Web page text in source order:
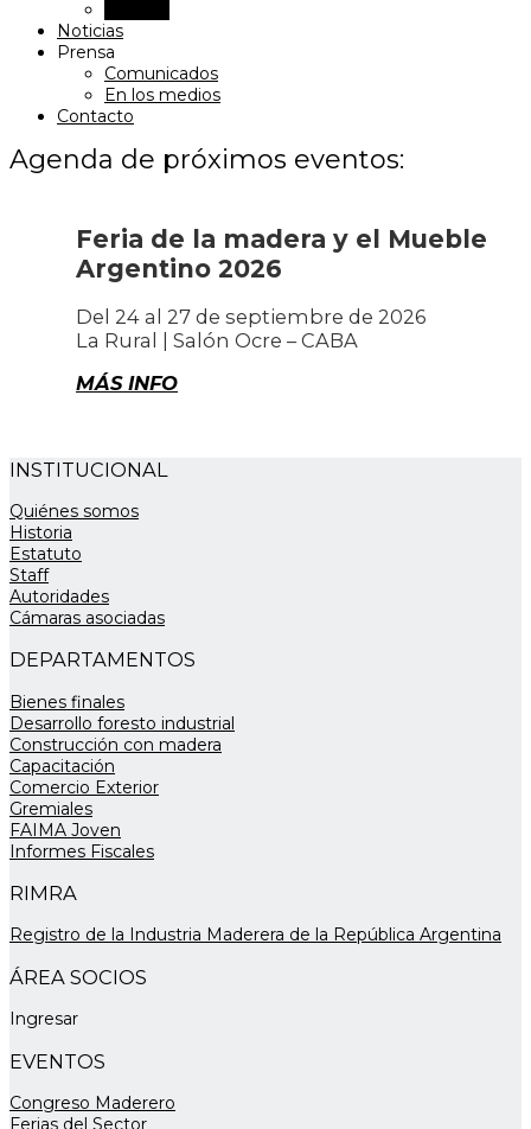
Noticias
Prensa
Comunicados
En los medios
Contacto
Agenda de próximos eventos:
Feria de la madera y el Mueble
Argentino 2026
Del 24 al 27 de septiembre de 2026
La Rural | Salón Ocre – CABA
MÁS INFO
INSTITUCIONAL
Quiénes somos
Historia
Estatuto
Staff
Autoridades
Cámaras asociadas
DEPARTAMENTOS
Bienes finales
Desarrollo foresto industrial
Construcción con madera
Capacitación
Comercio Exterior
Gremiales
FAIMA Joven
Informes Fiscales
RIMRA
Registro de la Industria Maderera de la República Argentina
ÁREA SOCIOS
Ingresar
EVENTOS
Congreso Maderero
Ferias del Sector